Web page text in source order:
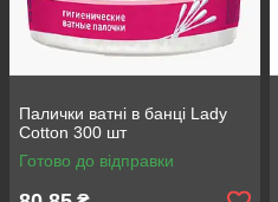
Палички ватні в банці Lady
Cotton 300 шт
Готово до відправки